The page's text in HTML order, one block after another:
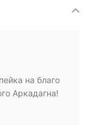
на благо
Аркадагна!